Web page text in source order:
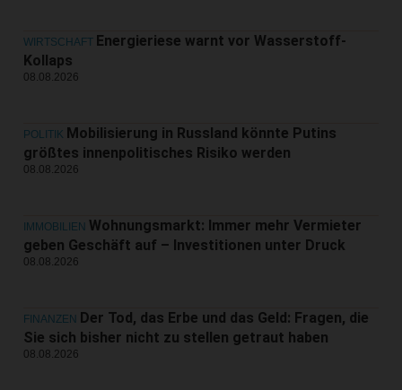
WIRTSCHAFT Energieriese warnt vor Wasserstoff-
Kollaps
08.08.2026
POLITIK Mobilisierung in Russland könnte Putins
größtes innenpolitisches Risiko werden
08.08.2026
IMMOBILIEN Wohnungsmarkt: Immer mehr Vermieter
geben Geschäft auf – Investitionen unter Druck
08.08.2026
FINANZEN
Der Tod, das Erbe und das Geld: Fragen, die
Sie sich bisher nicht zu stellen getraut haben
08.08.2026